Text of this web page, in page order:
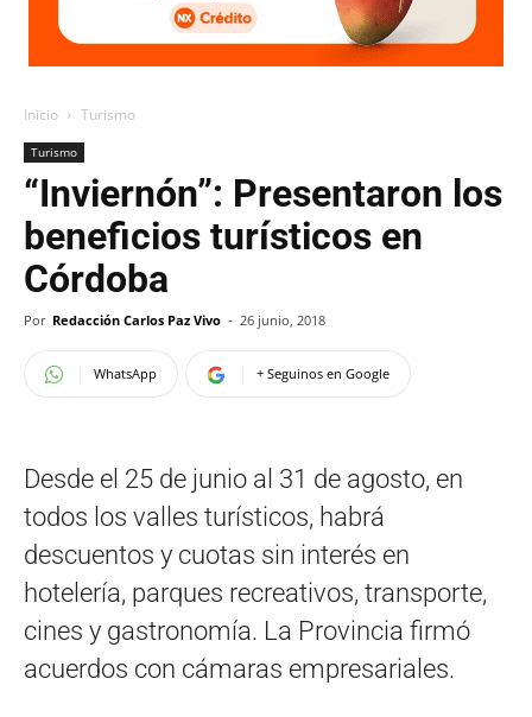
Inicio Turismo
Turismo
“Inviernón”: Presentaron los
beneficios turísticos en
Córdoba
Por Redacción Carlos Paz Vivo - 26 junio, 2018
WhatsApp + Seguinos en Google
Desde el 25 de junio al 31 de agosto, en
todos los valles turísticos, habrá
descuentos y cuotas sin interés en
hotelería, parques recreativos, transporte,
cines y gastronomía. La Provincia firmó
acuerdos con cámaras empresariales.